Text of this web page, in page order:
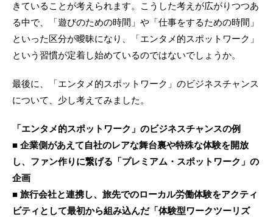
きていることが考えられます。こうした考えが広がりつつあ
る中で、「遊びのための時間」や「仕事をするための時間」
といった区分が曖昧になり、「エンタメ的スポットワーク」
という習慣が定着し始めているのではないでしょうか。
最後に、「エンタメ的スポットワーク」のビジネスチャンス
について、少し考えてみました。
「エンタメ的スポットワーク」のビジネスチャンスの例
■ 企業側があえて自社のレアな舞台裏や特殊な体験を開放
し、ファン作りに繋げる「プレミアム・スポットワーク」の
企画
■ 旅行会社と連携し、旅先でのローカル労働体験をアクティ
ビティとして最初から組み込んだ「体験型ワークツーリズ